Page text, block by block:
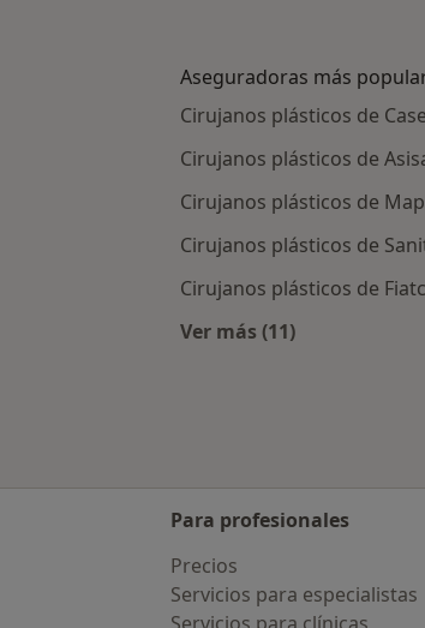
Aseguradoras más
Cirujanos plásticos de
Cirujanos plásticos de
Cirujanos plásticos de
Cirujanos plásticos de
Cirujanos plásticos de
Ver más (11)
Para profesionales
Precios
Servicios para especialistas